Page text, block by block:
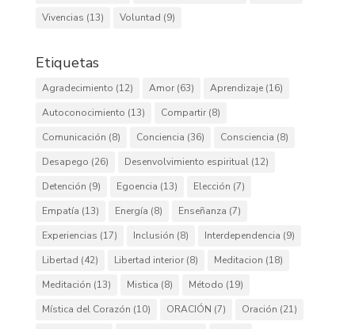
Vivencias (13) Voluntad (9)
Etiquetas
Agradecimiento (12) Amor(63) Aprendizaje(16)
Autoconocimiento (13) Compartir(8)
Comunicación (8) Conciencia (36) Consciencia (8)
Desapego (26) Desenvolvimiento espiritual(12)
Detención (9) Egoencia (13) Elección (7)
Empatía (13) Energía (8) Enseñanza (7)
Experiencias (17) Inclusión (8) Interdependencia (9)
Libertad (42) Libertad interior(8) Meditacion (18)
Meditación (13) Mistica (8) Método (19)
Mística del Corazón (10) ORACIÓN (7) Oración (21)